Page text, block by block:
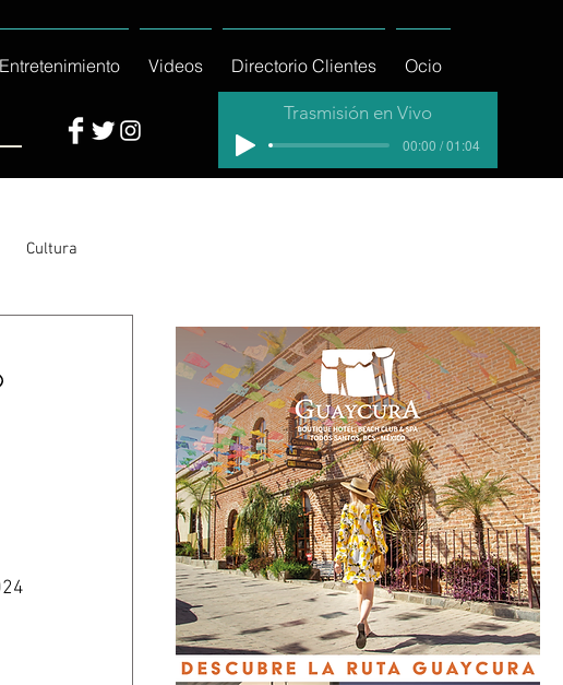
Entretenimiento Videos Directorio Clientes Ocio
Trasmisión en Vivo
00:00 / 01:04
Cultura